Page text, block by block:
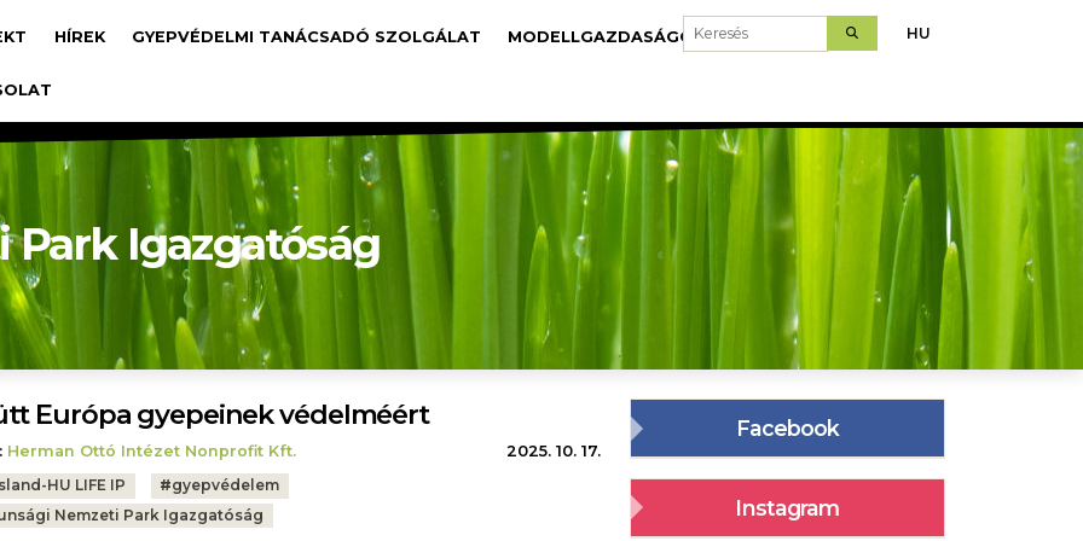
HÍREK GYEPVÉDELMI TANÁCSADÓ SZOLGÁLAT MODELLGAZDASÁGOK LETÖLTÉS
Keresés HU
Park Igazgatóság
Európa gyepeinek védelméért
Herman Ottó Intézet Nonprofit Kft.
2025. 10. 17.
HU LIFE IP #gyepvédelem
Nemzeti Park Igazgatóság
Facebook
Instagram